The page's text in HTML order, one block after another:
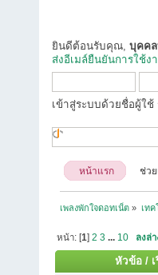
ยินดีต้อนรับคุณ, บุคคล
ส่งอีเมล์ยืนยันการใช้ง
เข้าสู่ระบบด้วยชื่อผู้ใช้
หน้าแรก ช่วย
เพลงพักใจดอทเน็ต » เท
หน้า: [1]2 3 ... 10 ลงล่า
หัวข้อ /